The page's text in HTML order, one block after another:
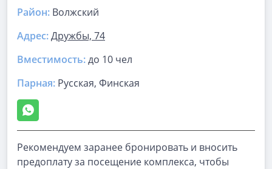
Район: Волжский
Адрес:Дружбы, 74
Вместимость:до 10 чел
Парная: Русская, Финская
Рекомендуем заранее бронировать и вносить
предоплату за посещение комплекса, чтобы